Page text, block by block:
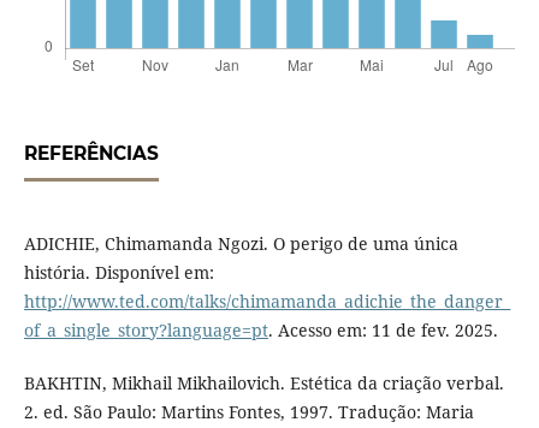
REFERÊNCIAS
ADICHIE, Chimamanda Ngozi. O perigo de uma única
história. Disponível em:
http://www.ted.com/talks/chimamanda_adichie_the_danger_
of_a_single_story?language=pt. Acesso em: 11 de fev. 2025.
BAKHTIN, Mikhail Mikhailovich. Estética da criação verbal.
2. ed. São Paulo: Martins Fontes, 1997. Tradução: Maria